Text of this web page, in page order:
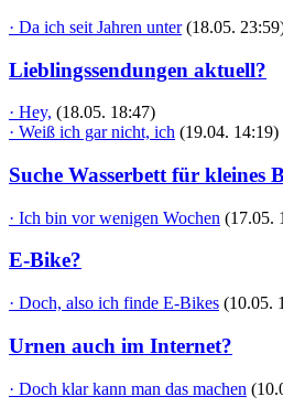
· Da ich seit Jahren unter (18.05.
Lieblingssendungen aktuell?
· Hey, (18.05. 18:47)
· Weiß ich gar nicht, ich (19.04. 14:19)
Suche Wasserbett für kleines
· Ich bin vor wenigen Wochen (17.05.
E-Bike?
· Doch, also ich finde E-Bikes (10.05.
Urnen auch im Internet?
· Doch klar kann man das machen